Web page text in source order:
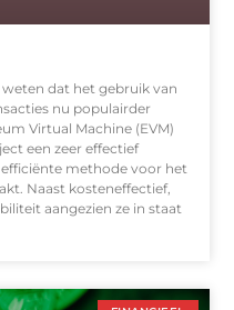
dat het gebruik van
nu populairder
Virtual Machine (EVM)
een zeer effectief
efficiënte methode voor het
Naast kosteneffectief,
aangezien ze in staat